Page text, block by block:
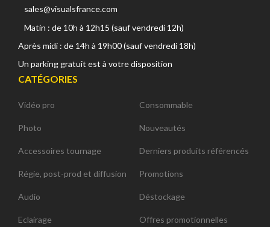
sales@visualsfrance.com
Matin : de 10h à 12h15 (sauf vendredi 12h)
Après midi : de 14h à 19h00 (sauf vendredi 18h)
Un parking gratuit est à votre disposition
CATÉGORIES
Vidéo pro
Photo
Accessoires tournage
Régie, post-prod et diffusion
Audio
Eclairage
Consommable
Nouveautés
Derniers produits référencés
Promotions
Déstockage
Offres promotionnelles